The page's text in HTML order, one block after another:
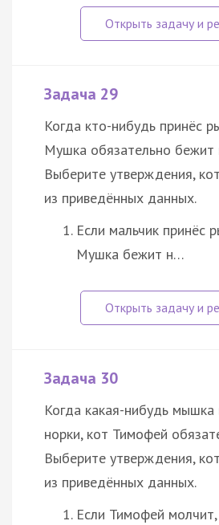
Задача 29
Когда кто-нибудь принёс
Мушка обязательно бежит
Выберите утверждения,
из приведённых данных.
Если мальчик принёс
Мушка бежит н…
Задача 30
Когда какая-нибудь мышка
норки, кот Тимофей
Выберите утверждения,
из приведённых данных.
Если Тимофей молчит,